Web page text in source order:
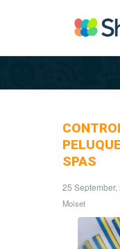
SPAS
25 September,
Moiset